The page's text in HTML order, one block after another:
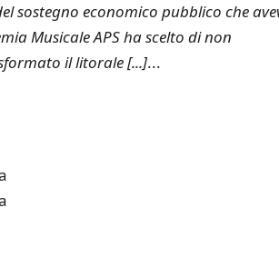
sostegno economico pubblico che
Musicale APS ha scelto di non
il litorale [...]...